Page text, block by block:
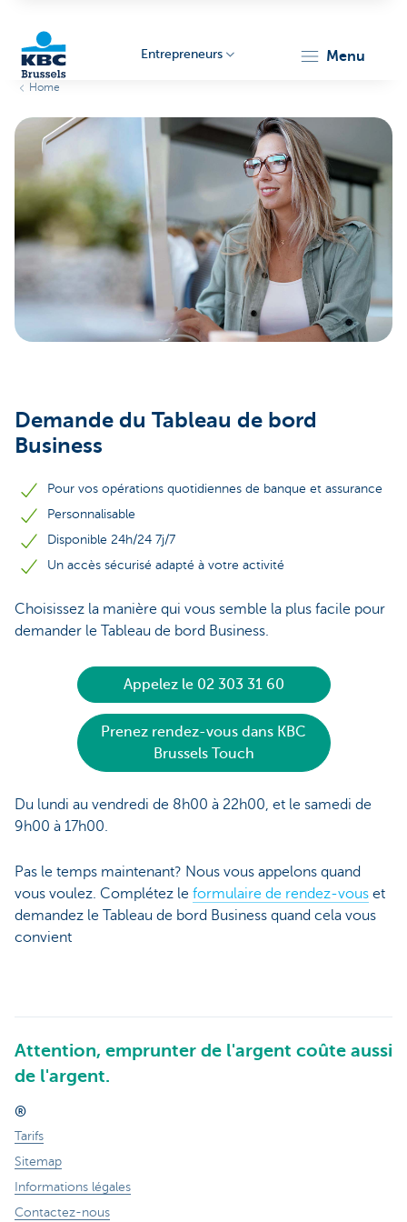
Entrepreneurs
Entrepreneurs menu
Home
Demande du Tableau de bord
Business
Pour vos opérations quotidiennes de banque et assurance
Personnalisable
Disponible 24h/24 7j/7
Un accès sécurisé adapté à votre activité
Choisissez la manière qui vous semble la plus facile pour
demander le Tableau de bord Business.
Appelez le 02 303 31 60
Prenez rendez-vous dans KBC
Brussels Touch
Du lundi au vendredi de 8h00 à 22h00, et le samedi de
9h00 à 17h00.
Pas le temps maintenant? Nous vous appelons quand
vous voulez. Complétez le formulaire de rendez-vous et
demandez le Tableau de bord Business quand cela vous
convient
Attention, emprunter de l'argent coûte aussi
de l'argent.
®
Tarifs
Sitemap
Informations légales
Contactez-nous